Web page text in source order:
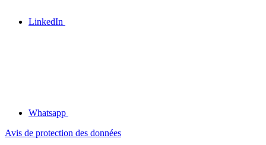
LinkedIn
Whatsapp
Avis de protection des données